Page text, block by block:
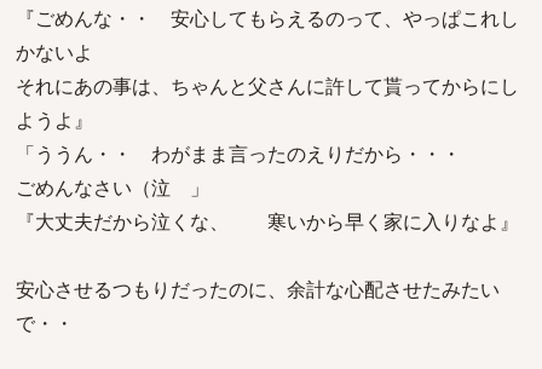
『ごめんな・・ 安心してもらえるのって、やっぱこれし
かないよ
それにあの事は、ちゃんと父さんに許して貰ってからにし
ようよ』
「ううん・・ わがまま言ったのえりだから・・・
ごめんなさい（泣 」
『大丈夫だから泣くな、 寒いから早く家に入りなよ』
安心させるつもりだったのに、余計な心配させたみたい
で・・